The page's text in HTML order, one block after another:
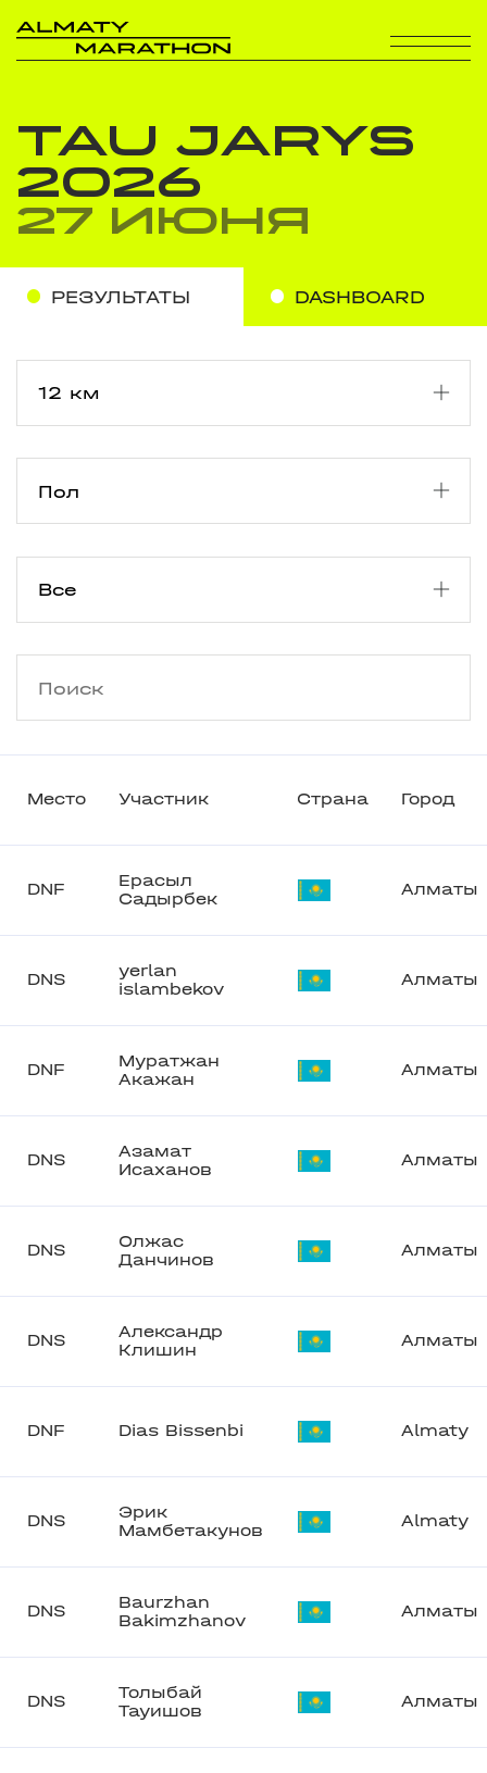
TAU JARYS
2026
27 июня
РЕЗУЛЬТАТЫ DASHBOARD
Место Участник Страна Город
DNF
Ерасыл
Садырбек
Алматы
DNS
yerlan
islambekov
Алматы
DNF
Муратжан
Акажан
Алматы
DNS
Азамат
Исаханов
Алматы
DNS
Олжас
Данчинов
Алматы
DNS
Александр
Клишин
Алматы
DNF Dias Bissenbi Almaty
DNS
Эрик
Мамбетакунов
Almaty
DNS
Baurzhan
Bakimzhanov
Алматы
DNS
Толыбай
Тауишов
Алматы